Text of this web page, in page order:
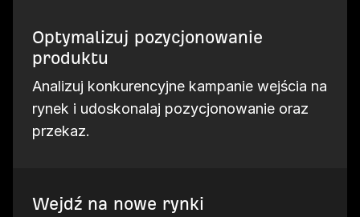
Optymalizuj pozycjonowanie
produktu
Analizuj konkurencyjne kampanie wejścia na
rynek i udoskonalaj pozycjonowanie oraz
przekaz.
Wejdź na nowe rynki